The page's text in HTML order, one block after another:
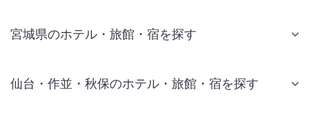
宮城県のホテル・旅館・宿を探す
仙台・作並・秋保のホテル・旅館・宿を探す